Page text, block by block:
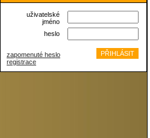
uživatelské
jméno
heslo
zapomenuté heslo
registrace